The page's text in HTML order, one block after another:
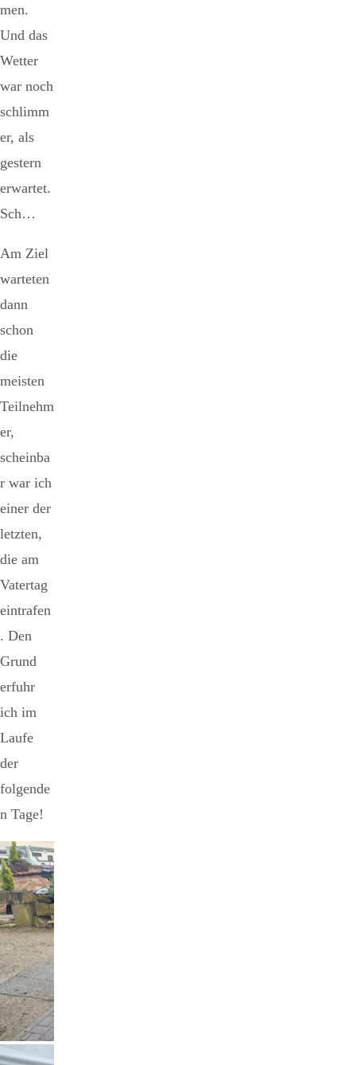
men.
Und das
Wetter
war noch
schlimm
er, als
gestern
erwartet.
Sch…
Am Ziel
warteten
dann
schon
die
meisten
Teilnehm
er,
scheinba
r war ich
einer der
letzten,
die am
Vatertag
eintrafen
. Den
Grund
erfuhr
ich im
Laufe
der
folgende
n Tage!